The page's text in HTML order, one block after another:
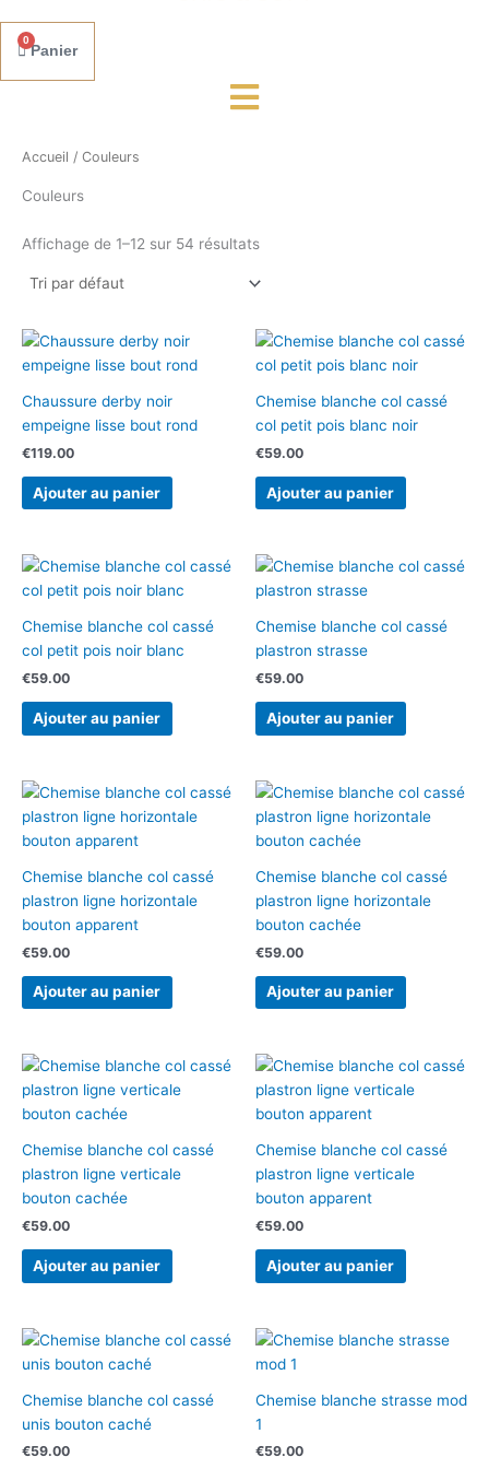
0
Panier
Accueil / Couleurs
Couleurs
Affichage de 1–12 sur 54 résultats
Chaussure derby noir
empeigne lisse bout rond
€119.00
Ajouter au panier
Chemise blanche col cassé
col petit pois blanc noir
€59.00
Ajouter au panier
Chemise blanche col cassé
col petit pois noir blanc
€59.00
Ajouter au panier
Chemise blanche col cassé
plastron strasse
€59.00
Ajouter au panier
Chemise blanche col cassé
plastron ligne horizontale
bouton apparent
€59.00
Ajouter au panier
Chemise blanche col cassé
plastron ligne horizontale
bouton cachée
€59.00
Ajouter au panier
Chemise blanche col cassé
plastron ligne verticale
bouton cachée
€59.00
Ajouter au panier
Chemise blanche col cassé
plastron ligne verticale
bouton apparent
€59.00
Ajouter au panier
Chemise blanche col cassé
unis bouton caché
€59.00
Chemise blanche strasse mod
1
€59.00